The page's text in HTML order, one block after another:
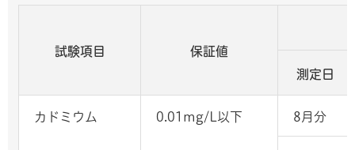
試験項目
保証値
測定日
カドミウム 0.01mg/L以下 8月分